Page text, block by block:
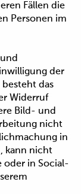
Fällen die
Personen im
der
das
Widerruf
Bild- und
nicht
in
kann nicht
oder in Social-